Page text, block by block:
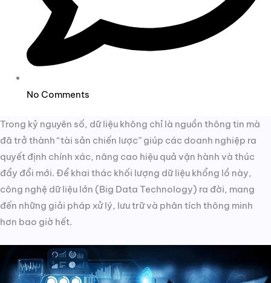
No Comments
Trong kỷ nguyên số, dữ liệu không chỉ là nguồn thông tin mà
đã trở thành “tài sản chiến lược” giúp các doanh nghiệp ra
quyết định chính xác, nâng cao hiệu quả vận hành và thúc
đẩy đổi mới. Để khai thác khối lượng dữ liệu khổng lồ này,
công nghệ dữ liệu lớn (Big Data Technology) ra đời, mang
đến những giải pháp xử lý, lưu trữ và phân tích thông minh
hơn bao giờ hết.